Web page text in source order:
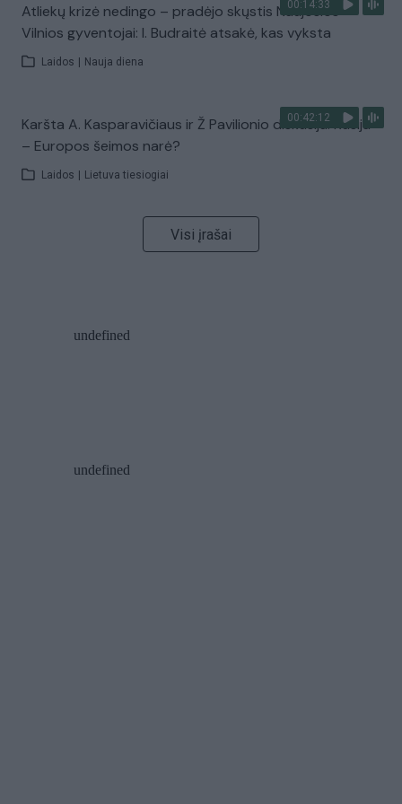
00:14:33
Atliekų krizė nedingo – pradėjo skųstis Naujosios
Vilnios gyventojai: I. Budraitė atsakė, kas vyksta
Laidos Nauja diena
00:42:12
Karšta A. Kasparavičiaus ir Ž Pavilionio diskusija: Rusija
– Europos šeimos narė?
Laidos Lietuva tiesiogiai
Visi įrašai